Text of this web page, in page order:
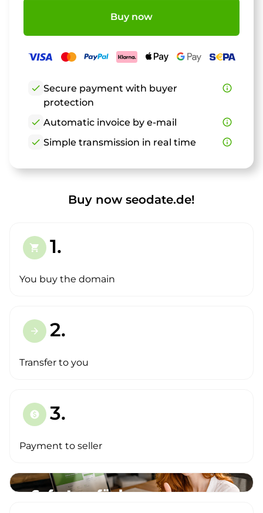
Buy now
check Secure payment with buyer
protection
info_outline
check Automatic invoice by e-mail
info_outline
check Simple transmission in real time info_outline
Buy now seodate.de!
shopping_cart 1.
You buy the domain
arrow_forward 2.
Transfer to you
paid 3.
Payment to seller